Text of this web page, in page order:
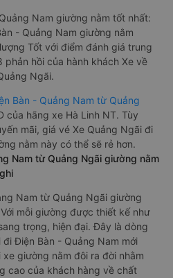
Nam giường nằm tốt nhất:
- Quảng Nam giường nằm
Tốt với điểm đánh giá trung
hồi của hành khách Xe về
Ngãi.
Bàn - Quảng Nam từ Quảng
của hãng xe Hà Linh NT. Tùy
mãi, giá vé Xe Quảng Ngãi đi
nằm này có thể sẽ rẻ hơn.
Nam từ Quảng Ngãi giường nằm
Nam từ Quảng Ngãi giường
mỗi giường được thiết kế như
trọng, hiện đại. Đây là dòng
Điện Bàn - Quảng Nam mới
giường nằm đôi ra đời nhằm
cao của khách hàng về chất